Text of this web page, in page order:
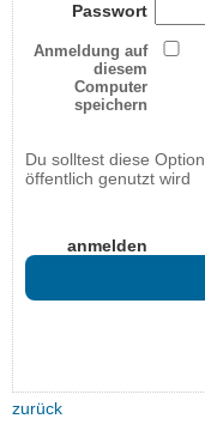
Passwort
Anmeldung auf
diesem
Computer
speichern
Du solltest diese
öffentlich genutzt wird
anmelden
zurück